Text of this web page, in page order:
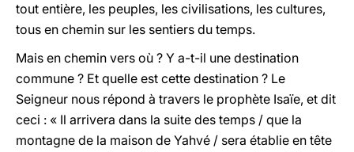
tout entière, les peuples, les civilisations, les cultures,
tous en chemin sur les sentiers du temps.
Mais en chemin vers où ? Y a-t-il une destination
commune ? Et quelle est cette destination ? Le
Seigneur nous répond à travers le prophète Isaïe, et dit
ceci : « Il arrivera dans la suite des temps / que la
montagne de la maison de Yahvé / sera établie en tête